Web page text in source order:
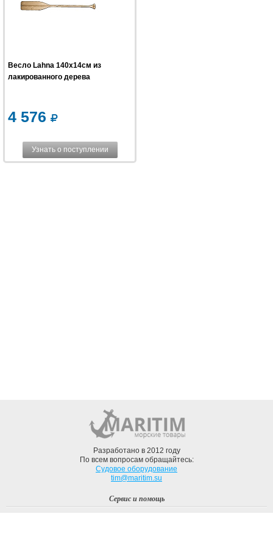
Весло Lahna 140x14см из
лакированного дерева
4 576
Узнать о поступлении
Разработано в 2012 году
По всем вопросам обращайтесь:
Судовое оборудование
tim@maritim.su
Сервис и помощь